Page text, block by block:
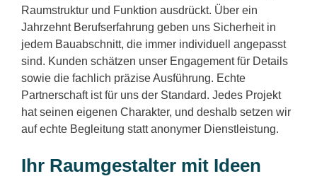
Raumstruktur und Funktion ausdrückt. Über ein
Jahrzehnt Berufserfahrung geben uns Sicherheit in
jedem Bauabschnitt, die immer individuell angepasst
sind. Kunden schätzen unser Engagement für Details
sowie die fachlich präzise Ausführung. Echte
Partnerschaft ist für uns der Standard. Jedes Projekt
hat seinen eigenen Charakter, und deshalb setzen wir
auf echte Begleitung statt anonymer Dienstleistung.
Ihr Raumgestalter mit Ideen